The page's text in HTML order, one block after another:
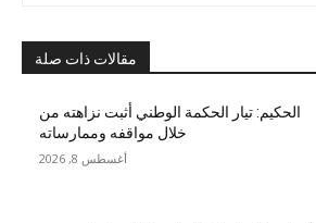
مقالات ذات صلة
الحكيم: تيار الحكمة الوطني أثبت نزاهته من
خلال مواقفه وممارساته
أغسطس 8, 2026